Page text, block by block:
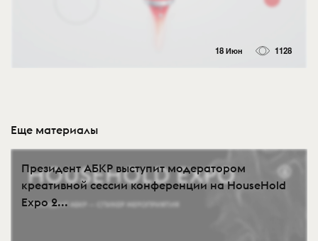
18 Июн 1128
Еще материалы
Президент АБКР выступит модератором
креативной сессии конференции на HouseHold
Expo 2...